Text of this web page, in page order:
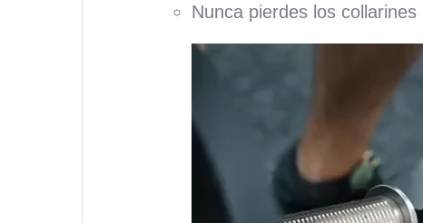
Nunca pierdes los
Reproductor